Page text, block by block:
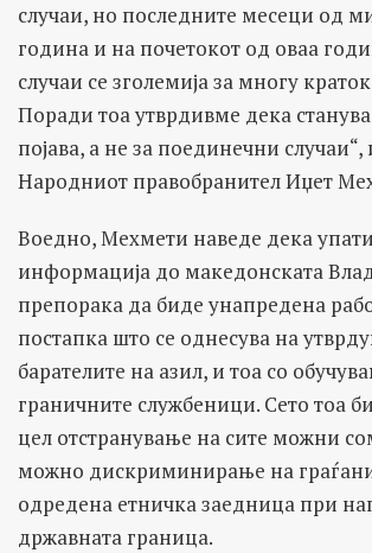
случаи, но последните месеци од
година и на почетокот од оваа
случаи се зголемија за многу
Поради тоа утврдивме дека станува
појава, а не за поединечни случаи“,
Народниот правобранител Иџет
Воедно, Мехмети наведе дека
информација до македонската
препорака да биде унапредена
постапка што се однесува на
барателите на азил, и тоа со
граничните службеници. Сето тоа
цел отстранување на сите можни
можно дискриминирање на
одредена етничка заедница при
државната граница.